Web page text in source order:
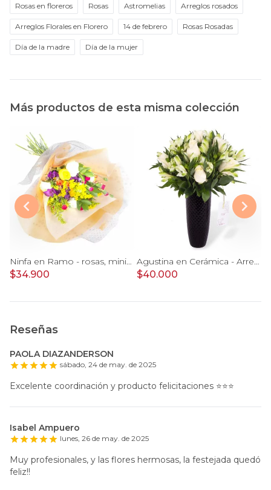
Rosas en floreros Rosas Astromelias Arreglos rosados
Arreglos Florales en Florero 14 de febrero Rosas Rosadas
Día de la madre Día de la mujer
Más productos de esta misma colección
Ninfa en Ramo - rosas, miniclaveles y astromelias
$34.900
Agustina en Cerámica - Arreglo 10 rosas blanco y astromelias
$40.000
Reseñas
PAOLA DIAZANDERSON
sábado, 24 de may. de 2025
Excelente coordinación y producto felicitaciones ⭐️⭐️⭐️
Isabel Ampuero
lunes, 26 de may. de 2025
Muy profesionales, y las flores hermosas, la festejada quedó
feliz!!